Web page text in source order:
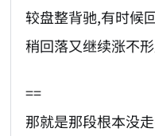
较盘整背驰,有时候
稍回落又继续涨不
==
那就是那段根本没